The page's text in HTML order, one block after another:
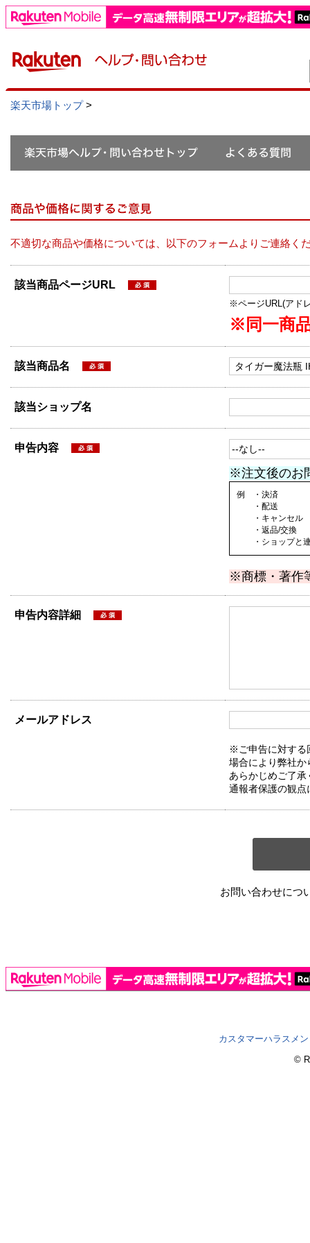
楽天市場トップ>
不適切な商品や価格については、以下のフォームよりご連絡く
該当商品ページURL
※ページURL(アド
※同一商
該当商品名
該当ショップ名
申告内容
※注文後のお
例 ・決済
・配送
・キャンセル
・返品/交換
・ショップと連
※商標・著作
申告内容詳細
メールアドレス
※ご申告に対する
場合により弊社か
あらかじめご了承
通報者保護の観点
お問い合わせにつ
カスタマーハラスメ
©